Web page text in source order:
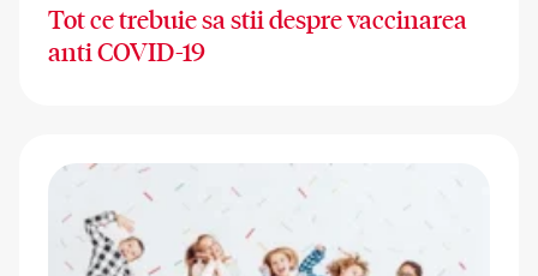
Tot ce trebuie sa stii despre vaccinarea
anti COVID-19